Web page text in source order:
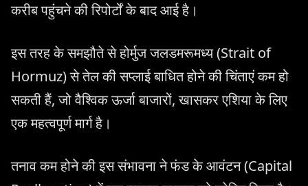
करीब पहुंचने की रिपोर्टों के बाद आई है।
इस तरह के समझौते से होर्मुज जलडमरूमध्य (Strait of
Hormuz) से तेल की सप्लाई बाधित होने की चिंताएं कम हो
सकती हैं, जो वैश्विक ऊर्जा बाजारों, खासकर एशिया के लिए
एक महत्वपूर्ण मार्ग है।
तनाव कम होने की इस संभावना ने फंड के आवंटन (Capital